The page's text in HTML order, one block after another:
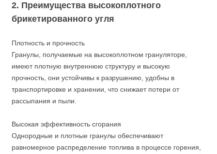
2. Преимущества высокоплотного
брикетированного угля
Плотность и прочность
Гранулы, получаемые на высокоплотном грануляторе,
имеют плотную внутреннюю структуру и высокую
прочность, они устойчивы к разрушению, удобны в
транспортировке и хранении, что снижает потери от
рассыпания и пыли.
Высокая эффективность сгорания
Однородные и плотные гранулы обеспечивают
равномерное распределение топлива в процессе горения,